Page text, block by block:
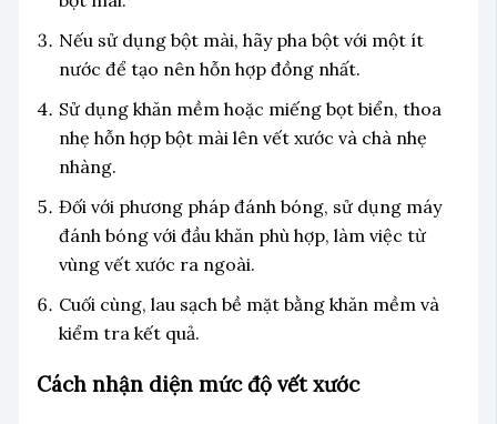
Nếu sử dụng bột mài, hãy pha bột với một ít
nước để tạo nên hỗn hợp đồng nhất.
Sử dụng khăn mềm hoặc miếng bọt biển, thoa
nhẹ hỗn hợp bột mài lên vết xước và chà nhẹ
nhàng.
Đối với phương pháp đánh bóng, sử dụng máy
đánh bóng với đầu khăn phù hợp, làm việc từ
vùng vết xước ra ngoài.
Cuối cùng, lau sạch bề mặt bằng khăn mềm và
kiểm tra kết quả.
Cách nhận diện mức độ vết xước